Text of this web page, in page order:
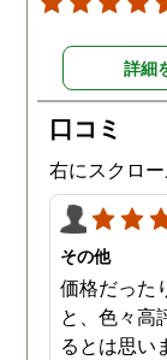
詳細
口コミ
右にスクロ
その他
価格だった
と、色々高
るとは思い